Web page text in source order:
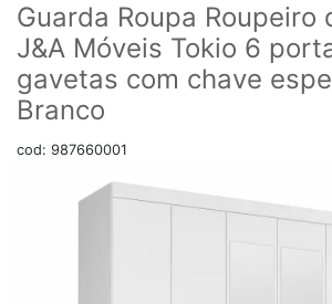
Guarda Roupa Roupeiro
J&A Móveis Tokio 6
gavetas com chave
Branco
cod: 987660001